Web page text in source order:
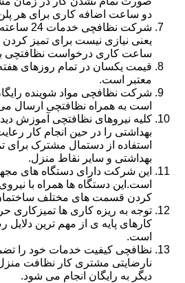
دو ساعت اضافه کاری برای هر
شرکت
یعنی نیازی نیست برای تمیز
ساعت کاری درخواست نظافتچی
قیمت یکسان در تمام روزهای
معتبر است.
شرکت نظافچی مواد شوینده
است به همراه نظافتچی ارسال
کلیه نیروهای نظافتچی آموزش
بهداشتی را در حین انجام کار
استفاده از دستمال مشترک
بهداشتی و سایر نقاط منزل.
این شرکت دارای دستگاه های
است.این دستگاه ها همراه با
کردن قسمت های مختلف
توجه به ریزه کاری ها تمیزکاری
کارهای پایه ی از مهم ترین
است.
نظافچی کیفیت خدمات خود را
نارضایتی مشتری کار نظافت
دیگر به رایگان انجام می شود.